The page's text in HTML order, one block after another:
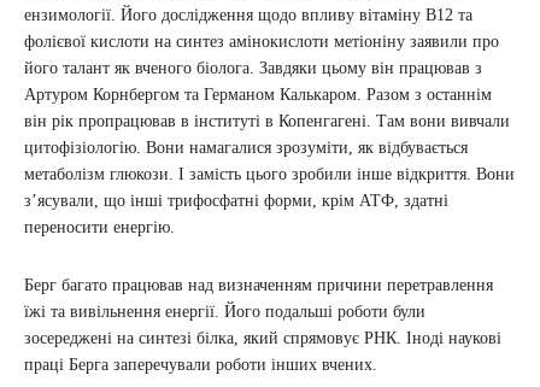
ензимології. Його дослідження щодо впливу вітаміну В12 та
фолієвої кислоти на синтез амінокислоти метіоніну заявили про
його талант як вченого біолога. Завдяки цьому він працював з
Артуром Корнбергом та Германом Калькаром. Разом з останнім
він рік пропрацював в інституті в Копенгагені. Там вони вивчали
цитофізіологію. Вони намагалися зрозуміти, як відбувається
метаболізм глюкози. І замість цього зробили інше відкриття. Вони
з’ясували, що інші трифосфатні форми, крім АТФ, здатні
переносити енергію.
Берг багато працював над визначенням причини перетравлення
їжі та вивільнення енергії. Його подальші роботи були
зосереджені на синтезі білка, який спрямовує РНК. Іноді наукові
праці Берга заперечували роботи інших вчених.